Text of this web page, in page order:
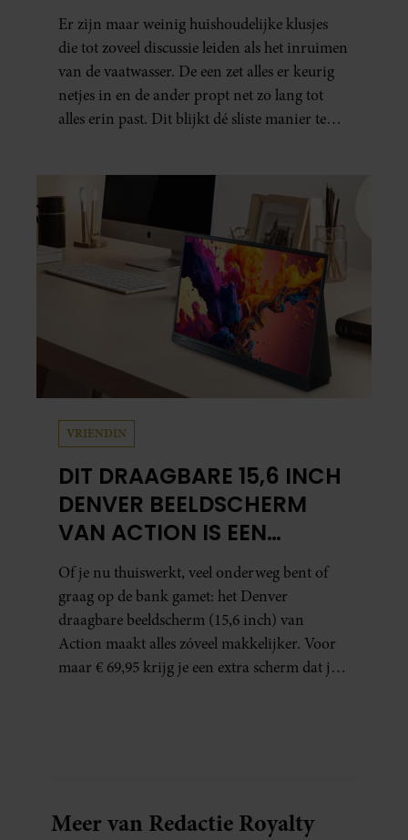
Er zijn maar weinig huishoudelijke klusjes
die tot zoveel discussie leiden als het inruimen
van de vaatwasser. De een zet alles er keurig
netjes in en de ander propt net zo lang tot
alles erin past. Dit blijkt dé sliste manier te
VRIENDIN
DIT DRAAGBARE 15,6 INCH
DENVER BEELDSCHERM
VAN ACTION IS EEN
GAMECHANGER VOOR
THUISWERKERS ÉN BINGE-
WATCHERS
Of je nu thuiswerkt, veel onderweg bent of
graag op de bank gamet: het Denver
draagbare beeldscherm (15,6 inch) van
Action maakt alles zóveel makkelijker. Voor
maar € 69,95 krijg je een extra scherm dat je
Meer van Redactie Royalty